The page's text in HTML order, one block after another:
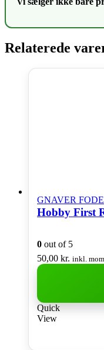
Relaterede
GNAVER
Hobby First
0 out of 5
50,00 kr. inkl.
Quick
View